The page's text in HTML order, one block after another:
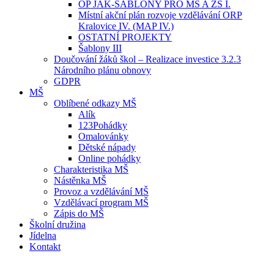
OP JAK-ŠABLONY PRO MŠ A ZŠ I.
Místní akční plán rozvoje vzdělávání ORP
Kralovice IV. (MAP IV.)
OSTATNÍ PROJEKTY
Šablony III
Doučování žáků škol – Realizace investice 3.2.3
Národního plánu obnovy
GDPR
MŠ
Oblíbené odkazy MŠ
Alík
123Pohádky
Omalovánky
Dětské nápady
Online pohádky
Charakteristika MŠ
Nástěnka MŠ
Provoz a vzdělávání MŠ
Vzdělávací program MŠ
Zápis do MŠ
Školní družina
Jídelna
Kontakt